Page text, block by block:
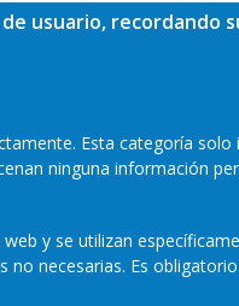
usuario, recordando
Esta categoría solo
ninguna información
y se utilizan
necesarias. Es